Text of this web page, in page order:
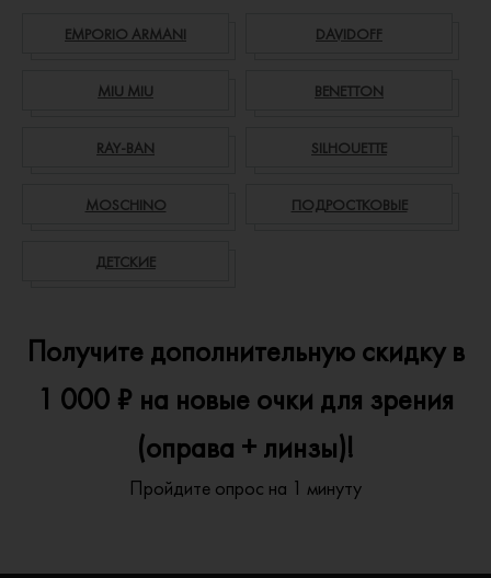
EMPORIO ARMANI DAVIDOFF
MIU MIU BENETTON
RAY-BAN SILHOUETTE
MOSCHINO ПОДРОСТКОВЫЕ
ДЕТСКИЕ
Получите дополнительную скидку в
1 000 ₽ на новые очки для зрения
(оправа + линзы)!
Пройдите опрос на 1 минуту